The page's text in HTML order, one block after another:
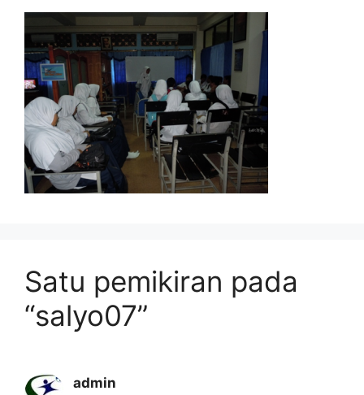
Satu pemikiran pada
“salyo07”
admin